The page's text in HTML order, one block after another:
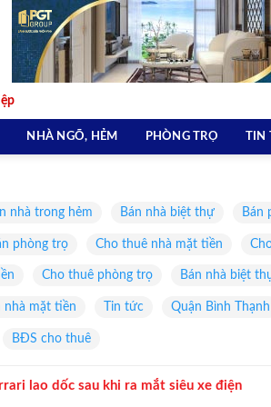
NHÀ NGÕ, HẺM PHÒNG TRỌ TIN
nhà trong hẻm Bán nhà biệt thự Bán
phòng trọ Cho thuê nhà mặt tiền
Cho thuê phòng trọ Bán nhà biệt
nhà mặt tiền Tin tức Quận Bình Thạnh
BĐS cho thuê
lao dốc sau khi ra mắt siêu xe điện